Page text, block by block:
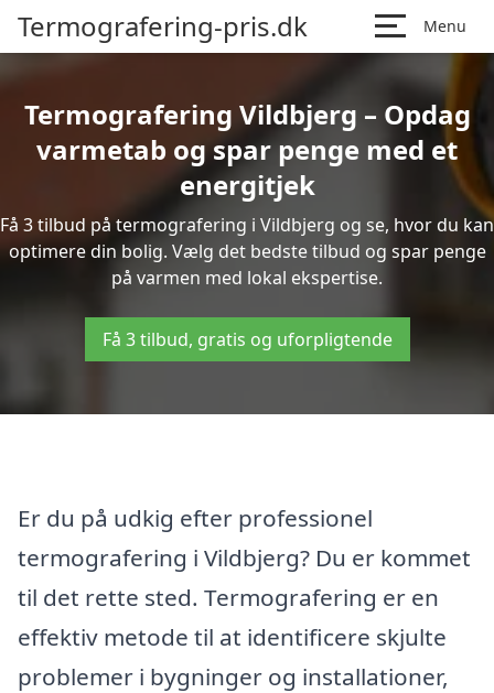
Termografering-pris.dk Menu
Termografering Vildbjerg – Opdag
varmetab og spar penge med et
energitjek
Få 3 tilbud på termografering i Vildbjerg og se, hvor du kan
optimere din bolig. Vælg det bedste tilbud og spar penge
på varmen med lokal ekspertise.
Få 3 tilbud, gratis og uforpligtende
Er du på udkig efter professionel
termografering i Vildbjerg? Du er kommet
til det rette sted. Termografering er en
effektiv metode til at identificere skjulte
problemer i bygninger og installationer,